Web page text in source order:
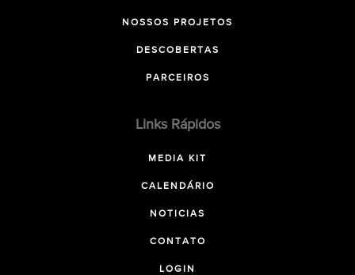
NOSSOS PROJETOS
DESCOBERTAS
PARCEIROS
Links Rápidos
MEDIA KIT
CALENDÁRIO
NOTICIAS
CONTATO
LOGIN